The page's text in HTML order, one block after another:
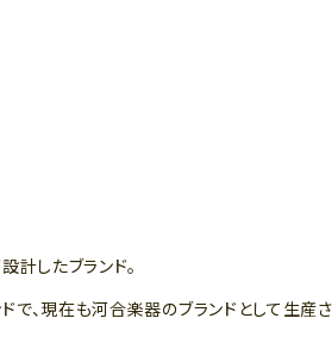
計したブランド。
で、現在も河合楽器のブランドとして生産